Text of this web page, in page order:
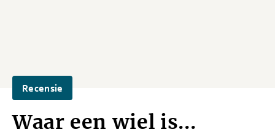
Recensie
Waar een wiel is...